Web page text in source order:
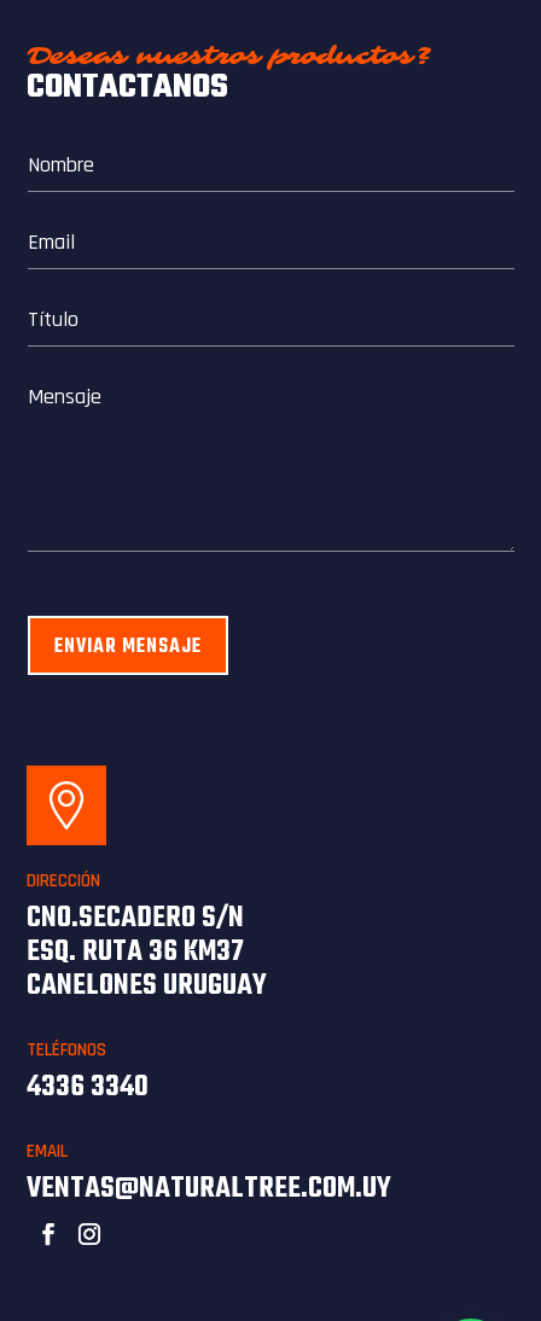
Deseas nuestros productos?
CONTACTANOS
ENVIAR MENSAJE
DIRECCIÓN
CNO.SECADERO S/N
ESQ. RUTA 36 KM37
CANELONES URUGUAY
TELÉFONOS
4336 3340
EMAIL
VENTAS@NATURALTREE.COM.UY